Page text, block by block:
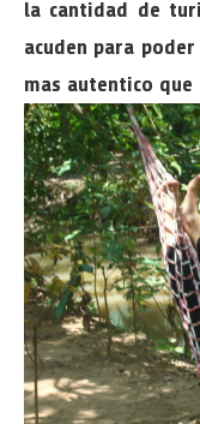
la cantidad de
acuden para
mas autentico que